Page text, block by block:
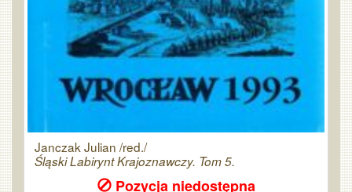
Janczak Julian /red./
Śląski Labirynt Krajoznawczy. Tom 5.
Pozycja niedostępna